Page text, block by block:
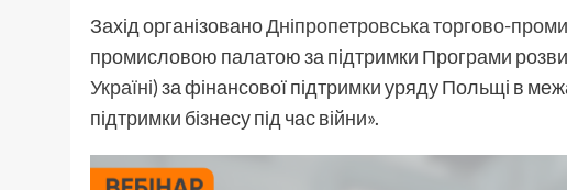
Захід організованоДніпропетровська торгово-
промисловою палатою за підтримки Програми
Україні) за фінансової підтримки уряду Польщі в
підтримки бізнесу під час війни».